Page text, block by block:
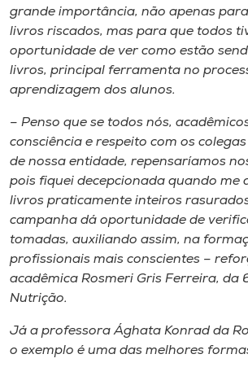
grande importância, não apenas
livros riscados, mas para que todos
oportunidade de ver como estão
livros, principal ferramenta no
aprendizagem dos alunos.
– Penso que se todos nós,
consciência e respeito com os
de nossa entidade, repensaríamos
pois fiquei decepcionada quando me
livros praticamente inteiros
campanha dá oportunidade de
tomadas, auxiliando assim, na
profissionais mais conscientes –
acadêmica Rosmeri Gris Ferreira, da
Nutrição.
Já a professora Ághata Konrad da
o exemplo é uma das melhores